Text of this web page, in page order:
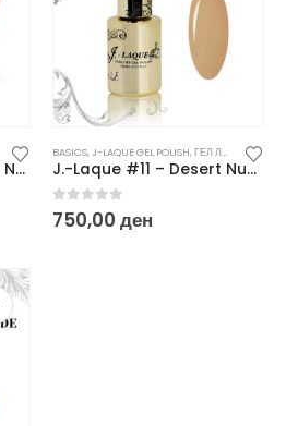
J.-Laque #09 – Trendy Nude
BASICS,J-LAQUE GEL POLISH,ГЕЛ ЛАКОВИ
J.-Laque #11 – Desert Nude
0 out of 5
750,00 ден